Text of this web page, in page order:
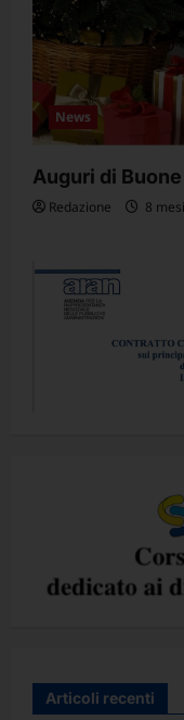
News
Auguri di
Redazione 8
Articoli recenti